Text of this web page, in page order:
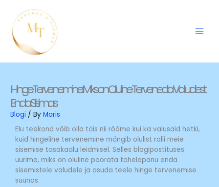
content
Hinge Tervenemine: Miks on Oluline Terveneda Valudest
Enda Sisimas
Blogi / ByMaris
Elu teekond võib olla täis nii rõõme kui ka valusaid hetki,
kuid hingeline tervenemine mängib olulist rolli meie
sisemise tasakaalu leidmisel. Selles blogipostituses
uurime, miks on oluline pöörata tähelepanu enda
sisemistele valudele ja asuda teele hinge tervenemise
suunas.